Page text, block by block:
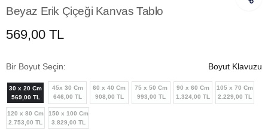
Beyaz Erik Çiçeği Kanvas Tablo
569,00 TL
Bir Boyut Seçin: Boyut Klavuzu
30 x 20 Cm
569,00 TL
45x 30 Cm
646,00 TL
60 x 40 Cm
908,00 TL
75 x 50 Cm
993,00 TL
90 x 60 Cm
1.324,00 TL
105 x 70 Cm
2.229,00 TL
120 x 80 Cm
2.753,00 TL
150 x 100 Cm
3.829,00 TL